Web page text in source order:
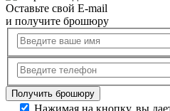
Оставьте свой E-mail
и получите брошюру
Нажимая на кнопку, вы